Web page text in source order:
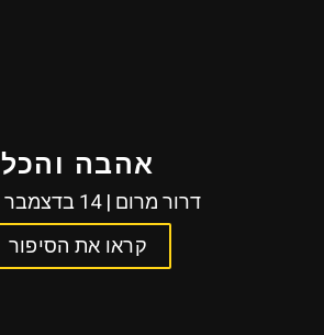
אהבה והכל
דרור מרום | 14 בדצמבר 2021
קראו את הסיפור